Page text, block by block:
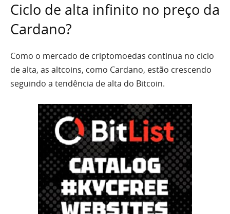
Ciclo de alta infinito no preço da
Cardano?
Como o mercado de criptomoedas continua no ciclo
de alta, as altcoins, como Cardano, estão crescendo
seguindo a tendência de alta do Bitcoin.